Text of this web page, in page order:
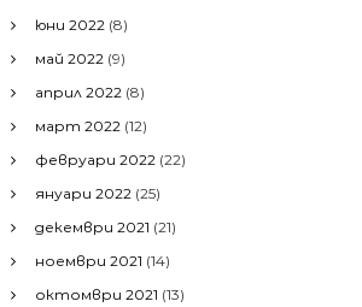
юни 2022 (8)
май 2022 (9)
април 2022 (8)
март 2022 (12)
февруари 2022 (22)
януари 2022 (25)
декември 2021 (21)
ноември 2021 (14)
октомври 2021 (13)